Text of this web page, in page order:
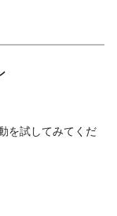
を試してみてくだ